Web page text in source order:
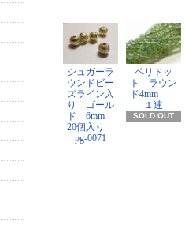
シュガーラ
ウンドビー
ズライン入
り ゴール
ド 6mm
20個入り
pg-0071
ペリドッ
ト ラウン
ド4mm
１連
SOLD OUT